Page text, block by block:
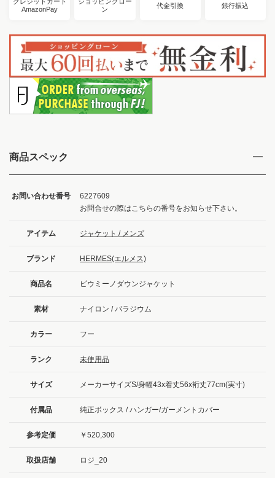
AmazonPay
ン
代金引換 銀行振込
商品スペック
お問い合わせ番号
6227609
お問合せの際はこちらの番号をお知らせ下さい。
アイテム ジャケット / メンズ
ブランド HERMES(エルメス)
商品名 ピウミーノダウンジャケット
素材 ナイロン / パラジウム
カラー フー
ランク 未使用品
サイズ メーカーサイズS/身幅43x着丈56x裄丈77cm(実寸)
付属品 純正ボックス / ハンガー/ガーメントカバー
参考定価 ￥520,300
取扱店舗 ロジ_20